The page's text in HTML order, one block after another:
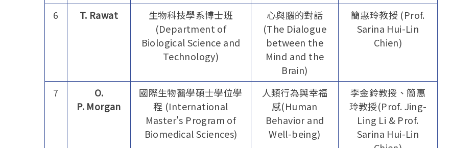
6
T. Rawat
生物科技學系博士班
(Department of
Biological Science and
Technology)
心與腦的對話
(The Dialogue
between the
Mind and the
Brain)
簡惠玲教授 (Prof.
Sarina Hui-Lin
Chien)
7
O.
P. Morgan
國際生物醫學碩士學位學
程 (International
Master's Program of
Biomedical Sciences)
人類行為與幸福
感(Human
Behavior and
Well-being)
李金鈴教授、簡惠
玲教授(Prof. Jing-
Ling Li & Prof.
Sarina Hui-Lin